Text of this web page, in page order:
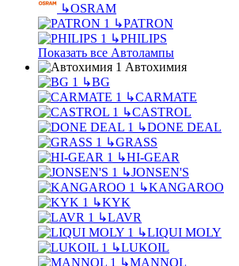
↳OSRAM
↳PATRON
↳PHILIPS
Показать все Автолампы
Автохимия
↳BG
↳CARMATE
↳CASTROL
↳DONE DEAL
↳GRASS
↳HI-GEAR
↳JONSEN'S
↳KANGAROO
↳KYK
↳LAVR
↳LIQUI MOLY
↳LUKOIL
↳MANNOL